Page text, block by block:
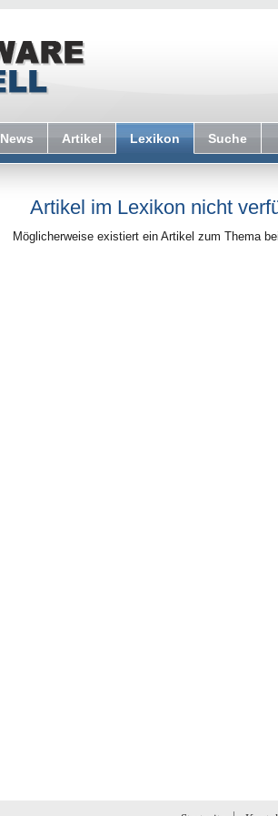
News Artikel Lexikon Suche
Artikel im Lexikon nicht
Möglicherweise existiert ein Artikel zum Thema